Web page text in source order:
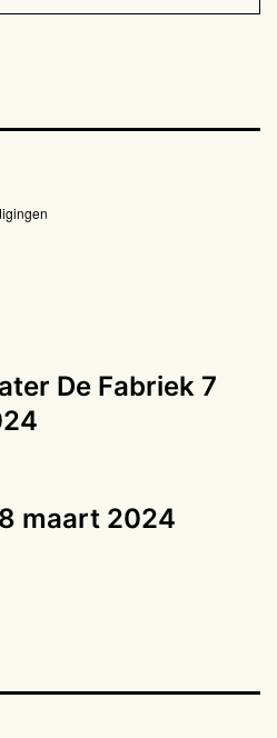
De Fabriek 7
maart 2024